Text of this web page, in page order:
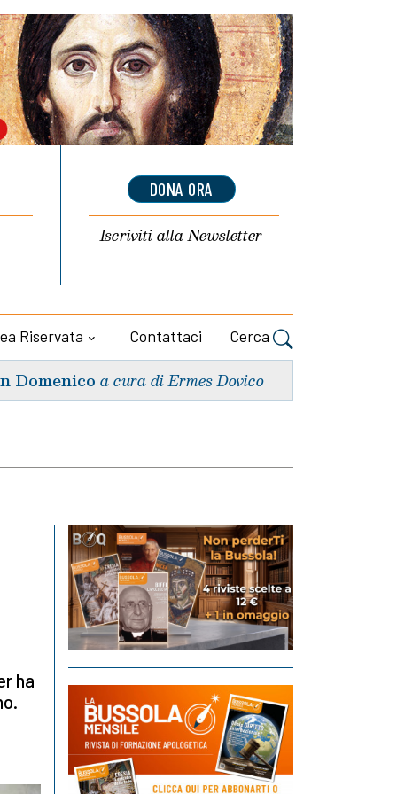
DONA ORA
Iscriviti allaNewsletter
Riservata Contattaci Cerca
Domenico a cura di Ermes Dovico
ha